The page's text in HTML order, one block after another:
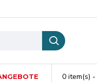
0 item(s)